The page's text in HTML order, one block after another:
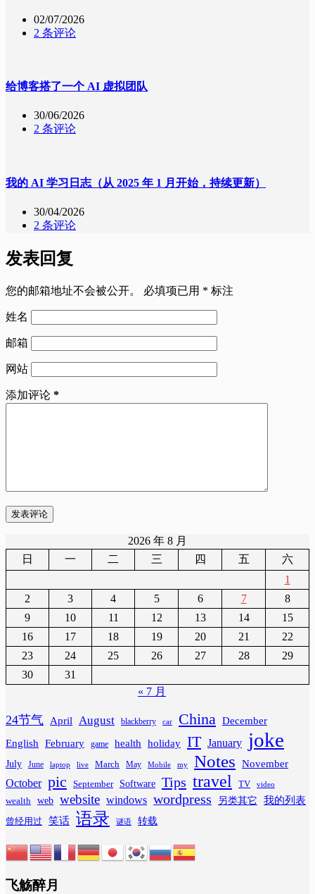
02/07/2026
2 条评论
给博客搭了一个 AI 虚拟团队
30/06/2026
2 条评论
我的 AI 学习日志（从 2025 年 1 月开始，持续更新）
30/04/2026
2 条评论
发表回复
您的邮箱地址不会被公开。 必填项已用 * 标注
姓名
邮箱
网站
添加评论 *
发表评论
2026 年 8 月
日
一 二 三 四 五
六
1
2
3 4 5 6 7
8
9
10 11 12 13 14
15
16
17 18 19 20 21
22
23
24 25 26 27 28
29
30
31
« 7 月
24节气 April August blackberry car China
December
English
February game health holiday IT January joke
July June laptop live March May Mobile my Notes November
October pic September Software Tips travel TV video
wealth web website windows wordpress 另类其它 我的列表
曾经用过 笑话 语录 谜语 转载
飞觞醉月